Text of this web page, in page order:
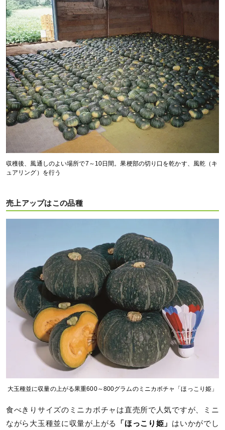
収穫後、風通しのよい場所で7～10日間。果梗部の切り口を乾かす、風乾（キ
ュアリング）を行う
売上アップはこの品種
大玉種並に収量の上がる果重600～800グラムのミニカボチャ「ほっこり姫」
食べきりサイズのミニカボチャは直売所で人気ですが、ミニ
ながら大玉種並に収量が上がる
「ほっこり姫」 はいかがでし